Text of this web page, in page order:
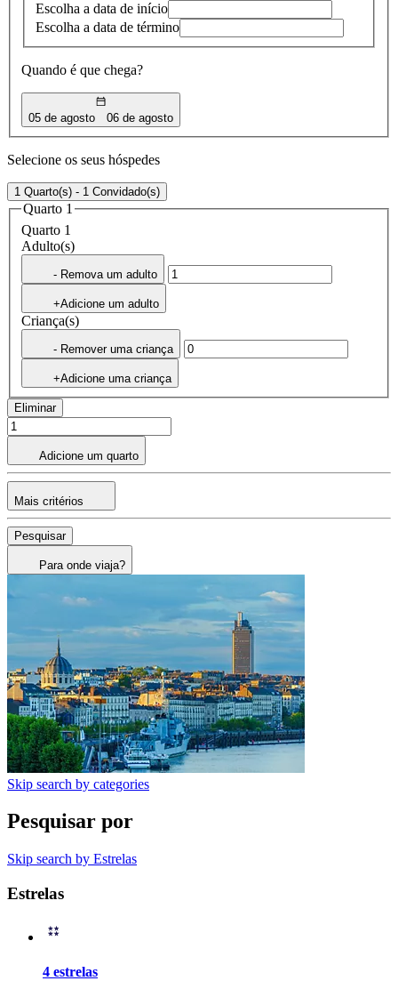
Escolha a data de início
Escolha a data de término
Quando é que chega?
05 de agosto 06 de agosto
Selecione os seus hóspedes
1 Quarto(s) - 1 Convidado(s)
Quarto 1
Quarto 1
Adulto(s)
- Remova um adulto
+Adicione um adulto
Criança(s)
- Remover uma criança
+Adicione uma criança
Eliminar
Adicione um quarto
Mais critérios
Pesquisar
Para onde viaja?
Skip search by categories
Pesquisar por
Skip search by Estrelas
Estrelas
4 estrelas